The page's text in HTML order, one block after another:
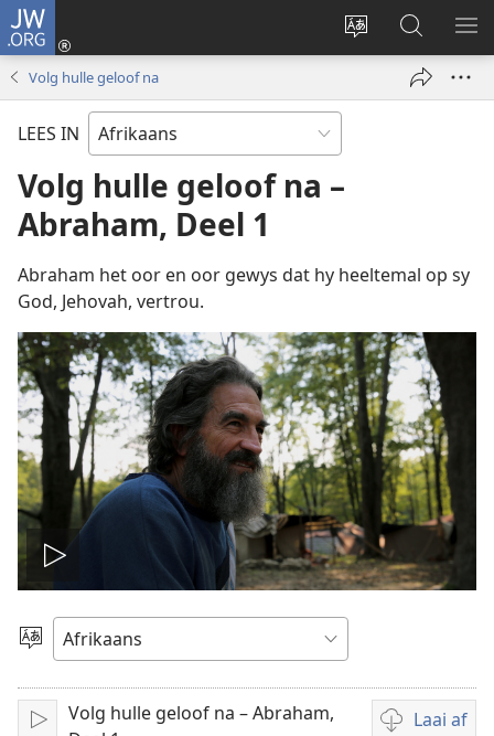
JW.ORG
Verander
Meld
aan
venster
Soek
op
JW.ORG
Volg hulle geloof na
LEES IN
Volg hulle geloof na –
Abraham, Deel 1
Abraham het oor en oor gewys dat hy heeltemal op sy
God, Jehovah, vertrou.
Speel
video
Kies
Volg hulle geloof na – Abraham,
Laai af